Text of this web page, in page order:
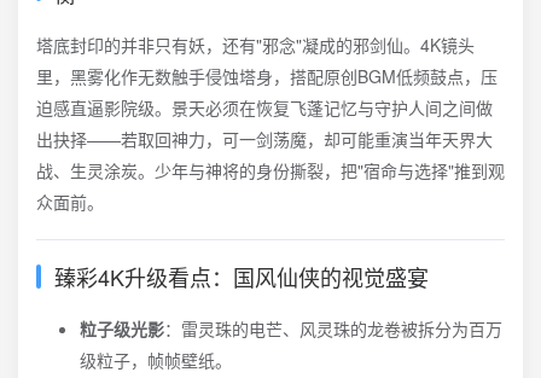
塔底封印的并非只有妖，还有"邪念"凝成的邪剑仙。4K镜头
里，黑雾化作无数触手侵蚀塔身，搭配原创BGM低频鼓点，压
迫感直逼影院级。景天必须在恢复飞蓬记忆与守护人间之间做
出抉择——若取回神力，可一剑荡魔，却可能重演当年天界大
战、生灵涂炭。少年与神将的身份撕裂，把"宿命与选择"推到观
众面前。
臻彩4K升级看点：国风仙侠的视觉盛宴
粒子级光影：雷灵珠的电芒、风灵珠的龙卷被拆分为百万
级粒子，帧帧壁纸。